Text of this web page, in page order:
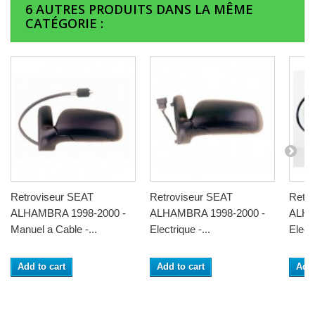
6 AUTRES PRODUITS DANS LA MÊME
CATÉGORIE :
Retroviseur SEAT
ALHAMBRA 1998-2000 -
Manuel a Cable -...
Add to cart
Retroviseur SEAT
ALHAMBRA 1998-2000 -
Electrique -...
Add to cart